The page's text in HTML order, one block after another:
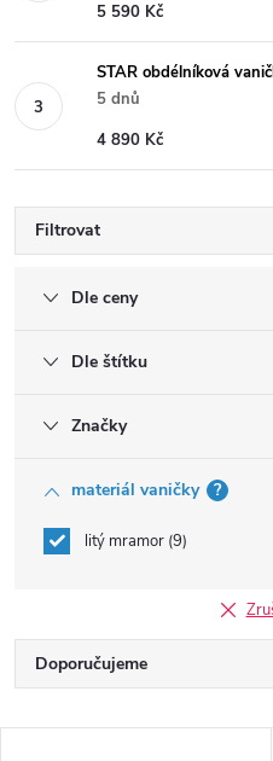
5 590 Kč
STAR obdélníková
5 dnů
4 890 Kč
Filtrovat
Dle ceny
Dle štítku
Značky
materiál vaničky ?
litý mramor 9
Ř
a
Doporučujeme